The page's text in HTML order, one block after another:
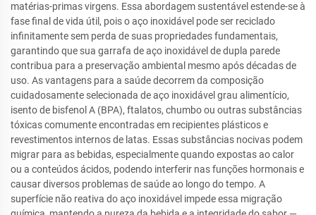
matérias-primas virgens. Essa abordagem sustentável estende-se à
fase final de vida útil, pois o aço inoxidável pode ser reciclado
infinitamente sem perda de suas propriedades fundamentais,
garantindo que sua garrafa de aço inoxidável de dupla parede
contribua para a preservação ambiental mesmo após décadas de
uso. As vantagens para a saúde decorrem da composição
cuidadosamente selecionada de aço inoxidável grau alimentício,
isento de bisfenol A (BPA), ftalatos, chumbo ou outras substâncias
tóxicas comumente encontradas em recipientes plásticos e
revestimentos internos de latas. Essas substâncias nocivas podem
migrar para as bebidas, especialmente quando expostas ao calor
ou a conteúdos ácidos, podendo interferir nas funções hormonais e
causar diversos problemas de saúde ao longo do tempo. A
superfície não reativa do aço inoxidável impede essa migração